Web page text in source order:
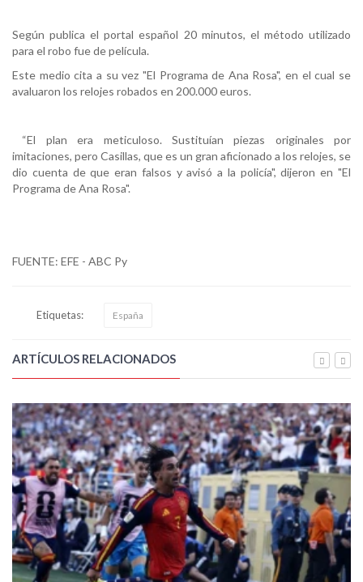
Según publica el portal español 20 minutos, el método utilizado
para el robo fue de película.
Este medio cita a su vez "El Programa de Ana Rosa", en el cual se
avaluaron los relojes robados en 200.000 euros.
“El plan era meticuloso. Sustituían piezas originales por
imitaciones, pero Casillas, que es un gran aficionado a los relojes, se
dio cuenta de que eran falsos y avisó a la policía", dijeron en "El
Programa de Ana Rosa".
FUENTE: EFE - ABC Py
Etiquetas: España
ARTÍCULOS RELACIONADOS